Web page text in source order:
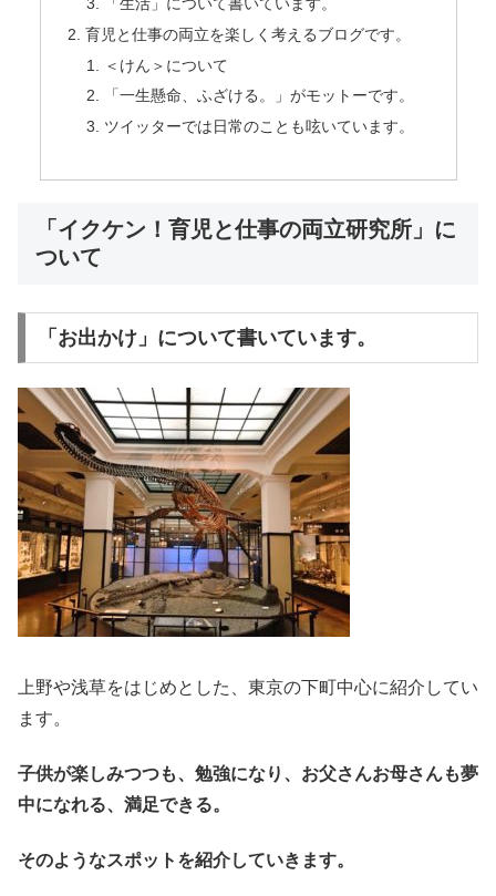
育児と仕事の両立を楽しく考えるブログです。
＜けん＞について
「一生懸命、ふざける。」がモットーです。
ツイッターでは日常のことも呟いています。
「イクケン！育児と仕事の両立研究所」に
ついて
「お出かけ」について書いています。
上野や浅草をはじめとした、東京の下町中心に紹介してい
ます。
子供が楽しみつつも、勉強になり、お父さんお母さんも夢
中になれる、満足できる。
そのようなスポットを紹介していきます。